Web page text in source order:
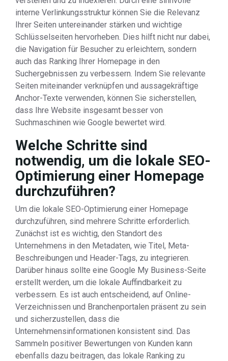
interne Verlinkungsstruktur können Sie die Relevanz
Ihrer Seiten untereinander stärken und wichtige
Schlüsselseiten hervorheben. Dies hilft nicht nur dabei,
die Navigation für Besucher zu erleichtern, sondern
auch das Ranking Ihrer Homepage in den
Suchergebnissen zu verbessern. Indem Sie relevante
Seiten miteinander verknüpfen und aussagekräftige
Anchor-Texte verwenden, können Sie sicherstellen,
dass Ihre Website insgesamt besser von
Suchmaschinen wie Google bewertet wird.
Welche Schritte sind
notwendig, um die lokale SEO-
Optimierung einer Homepage
durchzuführen?
Um die lokale SEO-Optimierung einer Homepage
durchzuführen, sind mehrere Schritte erforderlich.
Zunächst ist es wichtig, den Standort des
Unternehmens in den Metadaten, wie Titel, Meta-
Beschreibungen und Header-Tags, zu integrieren.
Darüber hinaus sollte eine Google My Business-Seite
erstellt werden, um die lokale Auffindbarkeit zu
verbessern. Es ist auch entscheidend, auf Online-
Verzeichnissen und Branchenportalen präsent zu sein
und sicherzustellen, dass die
Unternehmensinformationen konsistent sind. Das
Sammeln positiver Bewertungen von Kunden kann
ebenfalls dazu beitragen, das lokale Ranking zu